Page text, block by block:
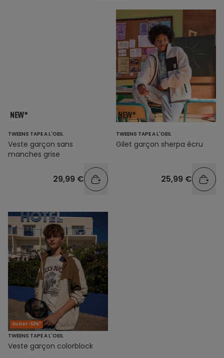
TWEENS TAPE A L'OEIL
Veste garçon sans
manches grise
29,99 €
TWEENS TAPE A L'OEIL
Gilet garçon sherpa écru
25,99 €
Outlet -50%*
TWEENS TAPE A L'OEIL
Veste garçon colorblock